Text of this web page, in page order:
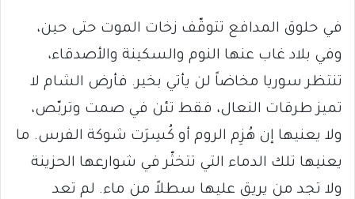
في حلوق المدافع تتوقّف زخات الموت حتى حين،
وفي بلاد غاب عنها النوم والسكينة والأصدقاء،
تنتظر سوريا مخاضاً لن يأتي بخير. فأرض الشام لا
تميز طرقات النعال، فقط تئن في صمت وتربّص،
ولا يعنيها إن هُزِم الروم أو كُسِرَت شوكة الفرس. ما
يعنيها تلك الدماء التي تتخثّر في شوارعها الحزينة
ولا تجد من يريق عليها سطلاً من ماء. لم تعد